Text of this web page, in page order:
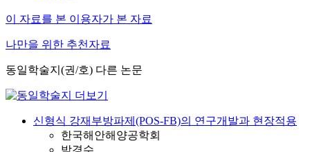
이 자료를 본 이용자가 본 자료
나만을 위한 추천자료
동일학술지(권/호) 다른 논문
신형식 강재부방파제(POS-FB)의 연구개발과 현장적용
한국해안해양공학회
박경수